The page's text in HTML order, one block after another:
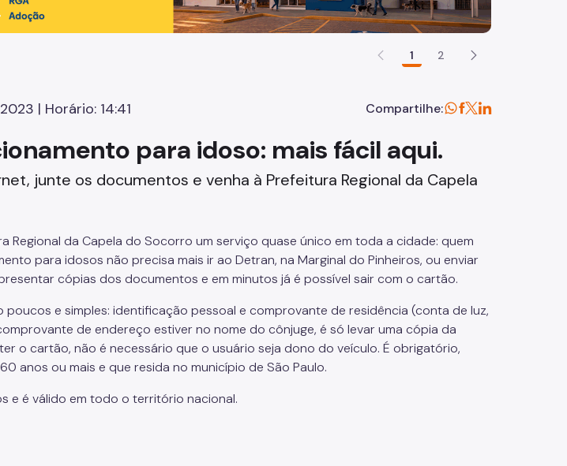
1 2
| Horário: 14:41 Compartilhe:
para idoso: mais fácil aqui.
junte os documentos e venha à Prefeitura Regional da Capela
Regional da Capela do Socorro um serviço quase único em toda a cidade: quem
para idosos não precisa mais ir ao Detran, na Marginal do Pinheiros, ou enviar
cópias dos documentos e em minutos já é possível sair com o cartão.
e simples: identificação pessoal e comprovante de residência (conta de luz,
de endereço estiver no nome do cônjuge, é só levar uma cópia da
o cartão, não é necessário que o usuário seja dono do veículo. É obrigatório,
anos ou mais e que resida no município de São Paulo.
e é válido em todo o território nacional.